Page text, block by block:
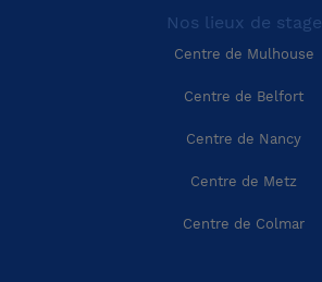
Doubs (25)
Nos lieux de stage
Centre de Mulhouse
Centre de Belfort
Centre de Nancy
Centre de Metz
Centre de Colmar